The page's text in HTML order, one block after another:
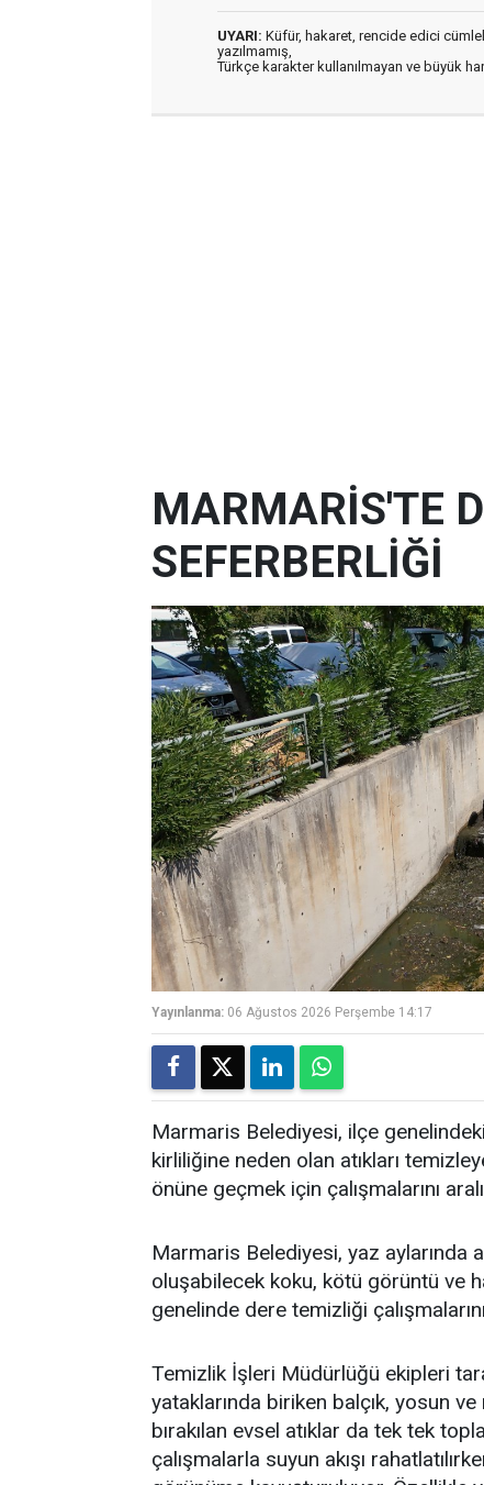
UYARI: Küfür, hakaret, rencide edici
yazılmamış,
Türkçe karakter kullanılmayan ve büyük
MARMARİS'TE
SEFERBERLİĞİ
Yayınlanma: 06 Ağustos 2026 Perşembe 14:17
Marmaris Belediyesi, ilçe
kirliliğine neden olan atıkları
önüne geçmek için çalışmalarını
Marmaris Belediyesi, yaz aylarında
oluşabilecek koku, kötü görüntü ve
genelinde dere temizliği
Temizlik İşleri Müdürlüğü ekipleri
yataklarında biriken balçık, yosun
bırakılan evsel atıklar da tek tek
çalışmalarla suyun akışı